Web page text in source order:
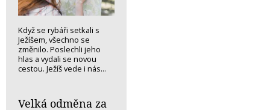
Když se rybáři setkali s
Ježíšem, všechno se
změnilo. Poslechli jeho
hlas a vydali se novou
cestou. Ježíš vede i nás...
Velká odměna za